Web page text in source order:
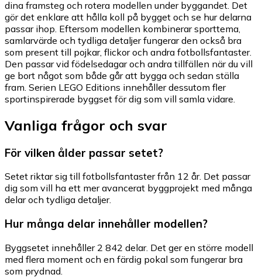
dina framsteg och rotera modellen under byggandet. Det
gör det enklare att hålla koll på bygget och se hur delarna
passar ihop. Eftersom modellen kombinerar sporttema,
samlarvärde och tydliga detaljer fungerar den också bra
som present till pojkar, flickor och andra fotbollsfantaster.
Den passar vid födelsedagar och andra tillfällen när du vill
ge bort något som både går att bygga och sedan ställa
fram. Serien LEGO Editions innehåller dessutom fler
sportinspirerade byggset för dig som vill samla vidare.
Vanliga frågor och svar
För vilken ålder passar setet?
Setet riktar sig till fotbollsfantaster från 12 år. Det passar
dig som vill ha ett mer avancerat byggprojekt med många
delar och tydliga detaljer.
Hur många delar innehåller modellen?
Byggsetet innehåller 2 842 delar. Det ger en större modell
med flera moment och en färdig pokal som fungerar bra
som prydnad.